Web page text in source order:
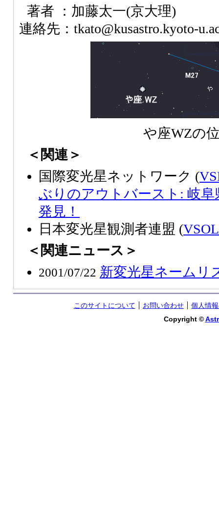
著者 ：加藤太一(京大理)
連絡先：tkato@kusastro.kyoto-
や座WZの
＜関連＞
国際変光星ネットワーク (
ぶりのアウトバースト: 岐
発見！
日本変光星観測者連盟 (
＜関連ニュース＞
2001/07/22 新変光星ネームリ
このサイトについて お問い合わせ
個人情
Copyright ©